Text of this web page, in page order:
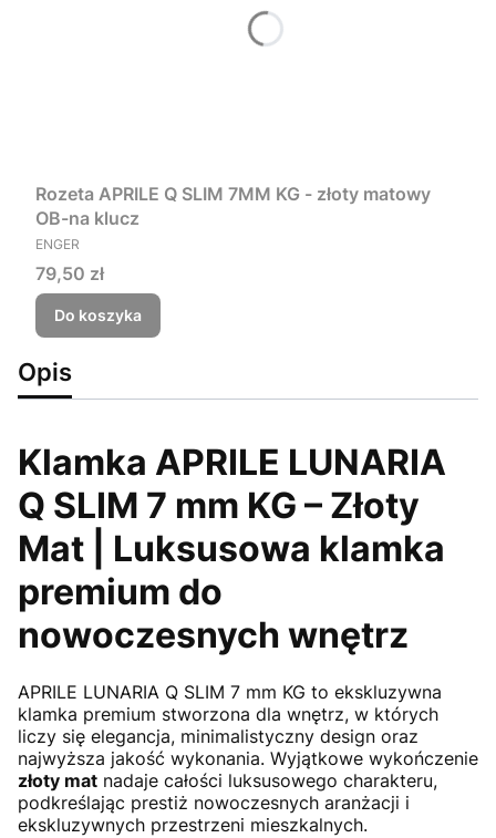
Rozeta APRILE Q SLIM 7MM KG - złoty matowy
OB-na klucz
PRODUCENT
ENGER
Cena
79,50 zł
Do koszyka
Opis
Klamka APRILE LUNARIA
Q SLIM 7 mm KG – Złoty
Mat | Luksusowa klamka
premium do
nowoczesnych wnętrz
APRILE LUNARIA Q SLIM 7 mm KG to ekskluzywna
klamka premium stworzona dla wnętrz, w których
liczy się elegancja, minimalistyczny design oraz
najwyższa jakość wykonania. Wyjątkowe wykończenie
złoty mat nadaje całości luksusowego charakteru,
podkreślając prestiż nowoczesnych aranżacji i
ekskluzywnych przestrzeni mieszkalnych.